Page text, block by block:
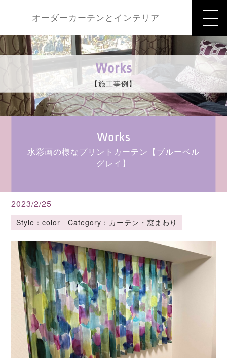
オーダーカーテンとインテリア
Works
【施工事例】
Works
水彩画の様なプリントカーテン【ブルーベル
グレイ】
2023/2/25
Style：color Category：カーテン・窓まわり